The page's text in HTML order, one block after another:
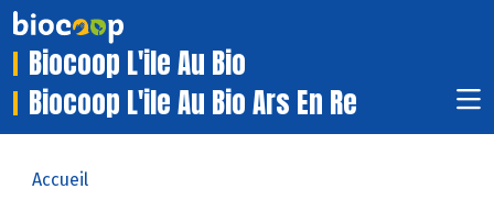
Biocoop L'ile Au Bio
Biocoop L'ile Au Bio Ars En Re
Accueil